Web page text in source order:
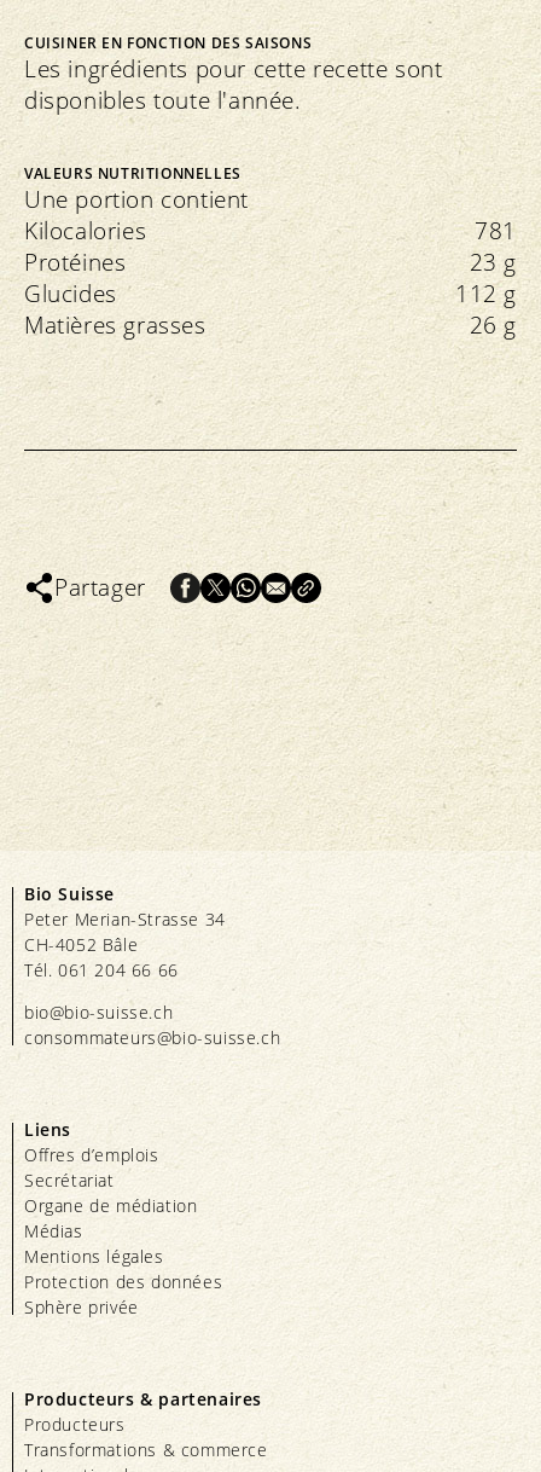
CUISINER EN FONCTION DES SAISONS
Les ingrédients pour cette recette sont
disponibles toute l'année.
VALEURS NUTRITIONNELLES
Une portion contient
Kilocalories
781
Protéines
23 g
Glucides
112 g
Matières grasses
26 g
Partager
Bio Suisse
Peter Merian-Strasse 34
CH-4052 Bâle
Tél. 061 204 66 66
bio@bio-suisse.ch
consommateurs@bio-suisse.ch
Liens
Offres d’emplois
Secrétariat
Organe de médiation
Médias
Mentions légales
Protection des données
Sphère privée
Producteurs & partenaires
Producteurs
Transformations & commerce